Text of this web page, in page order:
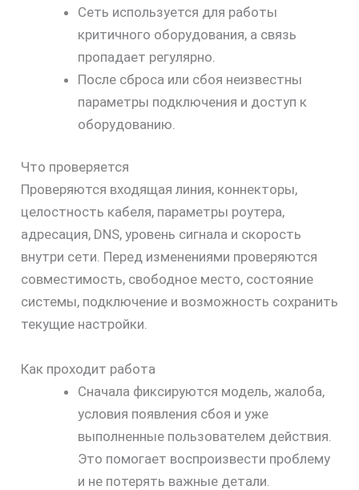
Сеть используется для работы
критичного оборудования, а связь
пропадает регулярно.
После сброса или сбоя неизвестны
параметры подключения и доступ к
оборудованию.
Что проверяется
Проверяются входящая линия, коннекторы,
целостность кабеля, параметры роутера,
адресация, DNS, уровень сигнала и скорость
внутри сети. Перед изменениями проверяются
совместимость, свободное место, состояние
системы, подключение и возможность сохранить
текущие настройки.
Как проходит работа
Сначала фиксируются модель, жалоба,
условия появления сбоя и уже
выполненные пользователем действия.
Это помогает воспроизвести проблему
и не потерять важные детали.